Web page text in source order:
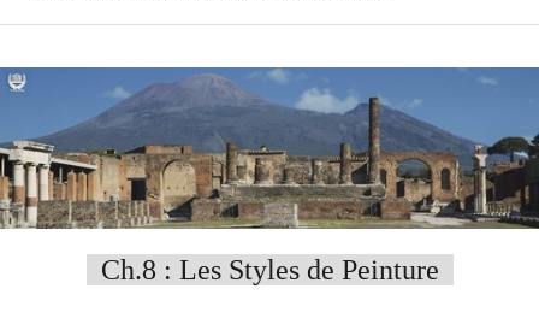
Rome
Pompei
Herculanum▼
Quotidien..Ch.8 : Les Styles de Peinture